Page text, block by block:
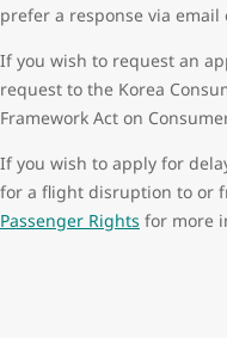
prefer a response via email
If you wish to request an
request to the Korea
Framework Act on
If you wish to apply for
for a flight disruption to or
Passenger Rights for more